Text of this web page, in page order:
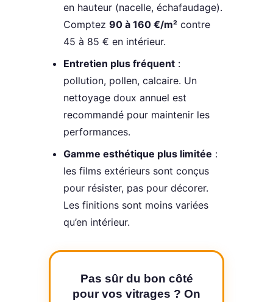
en hauteur (nacelle, échafaudage).
Comptez 90 à 160 €/m² contre
45 à 85 € en intérieur.
Entretien plus fréquent :
pollution, pollen, calcaire. Un
nettoyage doux annuel est
recommandé pour maintenir les
performances.
Gamme esthétique plus limitée :
les films extérieurs sont conçus
pour résister, pas pour décorer.
Les finitions sont moins variées
qu’en intérieur.
Pas sûr du bon côté
pour vos vitrages ? On